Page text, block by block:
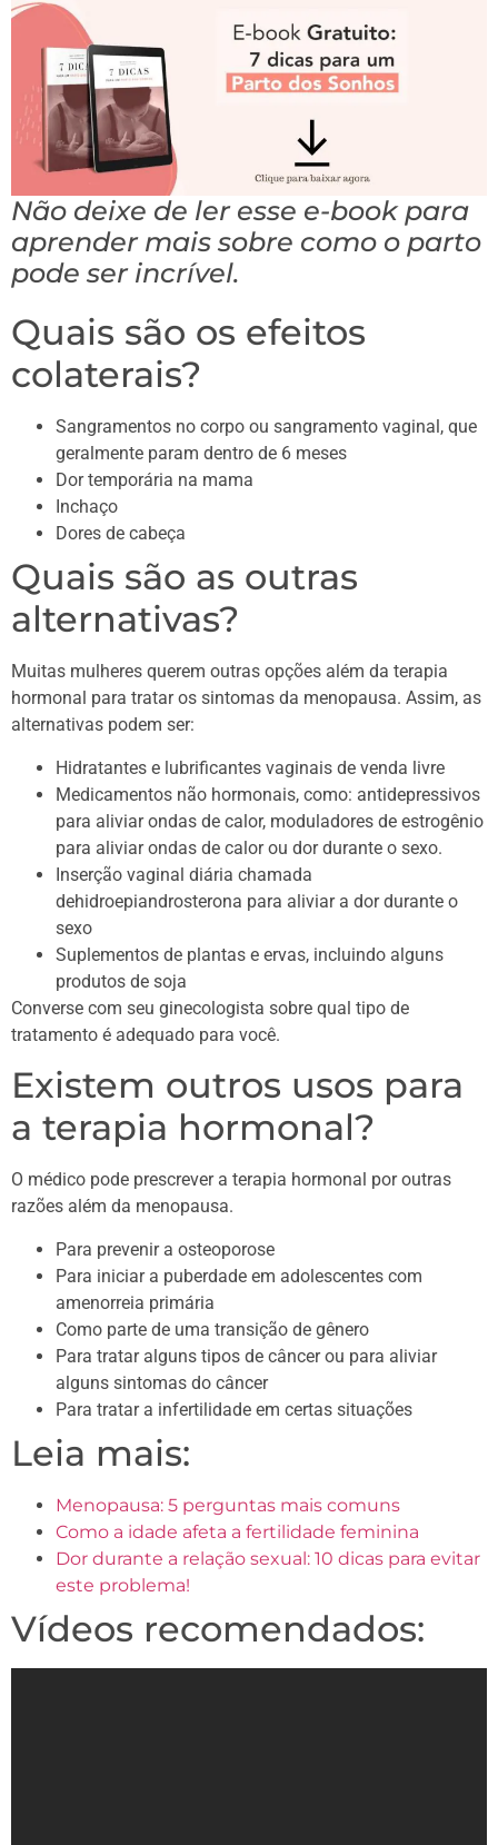
Não deixe de ler esse e-book para
aprender mais sobre como o parto
pode ser incrível.
Quais são os efeitos
colaterais?
Sangramentos no corpo ou sangramento vaginal, que
geralmente param dentro de 6 meses
Dor temporária na mama
Inchaço
Dores de cabeça
Quais são as outras
alternativas?
Muitas mulheres querem outras opções além da terapia
hormonal para tratar os sintomas da menopausa. Assim, as
alternativas podem ser:
Hidratantes e lubrificantes vaginais de venda livre
Medicamentos não hormonais, como: antidepressivos
para aliviar ondas de calor, moduladores de estrogênio
para aliviar ondas de calor ou dor durante o sexo.
Inserção vaginal diária chamada
dehidroepiandrosterona para aliviar a dor durante o
sexo
Suplementos de plantas e ervas, incluindo alguns
produtos de soja
Converse com seu ginecologista sobre qual tipo de
tratamento é adequado para você.
Existem outros usos para
a terapia hormonal?
O médico pode prescrever a terapia hormonal por outras
razões além da menopausa.
Para prevenir a osteoporose
Para iniciar a puberdade em adolescentes com
amenorreia primária
Como parte de uma transição de gênero
Para tratar alguns tipos de câncer ou para aliviar
alguns sintomas do câncer
Para tratar a infertilidade em certas situações
Leia mais:
Menopausa: 5 perguntas mais comuns
Como a idade afeta a fertilidade feminina
Dor durante a relação sexual: 10 dicas para evitar
este problema!
Vídeos recomendados: